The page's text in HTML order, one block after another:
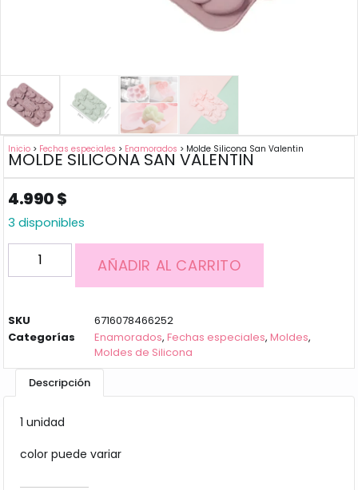
Inicio > Fechas especiales > Enamorados > Molde Silicona San Valentin
MOLDE SILICONA SAN VALENTIN
4.990$
3 disponibles
AÑADIR AL CARRITO
SKU
6716078466252
Categorías
Enamorados,Fechas especiales,Moldes,
Moldes de Silicona
Descripción
1 unidad
color puede variar